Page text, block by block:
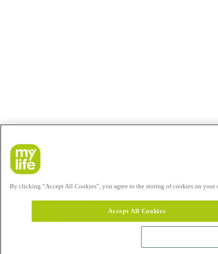
By clicking “Accept All Cookies”, you agree to the storing of cookies on your
Accept All Cookies